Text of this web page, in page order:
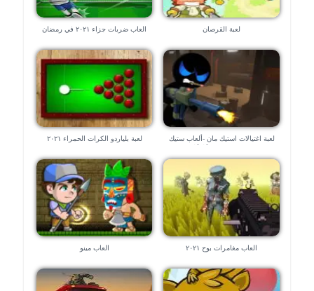
لعبة القرصان العاب ضربات جزاء ٢٠٢١ في رمضان
لعبة اغتيالات استيك مان -ألعاب ستيك
لعبة بلياردو الكرات الحمراء ٢٠٢١
العاب مغامرات بوح ٢٠٢١ العاب مينو